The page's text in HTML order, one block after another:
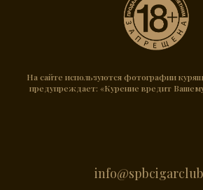
На сайте используются фотографии
предупреждает: «Курение вредит